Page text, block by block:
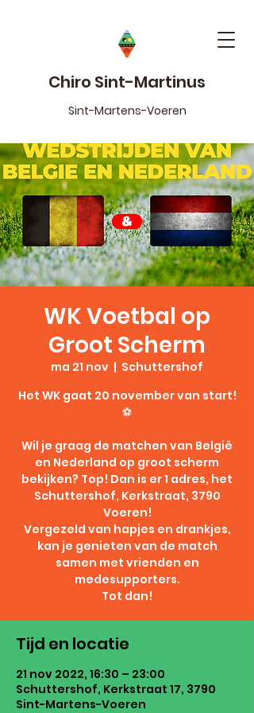
Chiro Sint-Martinus
Sint-Martens-Voeren
WK Voetbal op
Groot Scherm
ma 21 nov
  |
Schuttershof
Het WK gaat 20 november van start!
⚽️
Wil je graag de matchen van België
en Nederland op groot scherm
bekijken? Top! Dan is er 1 adres, het
Schuttershof, Kerkstraat, 3790
Voeren!
Vergezeld van hapjes en drankjes,
kan je genieten van de match
samen met vrienden en
medesupporters.
Tot dan!
Tijd en locatie
21 nov 2022, 16:30 – 23:00
Schuttershof, Kerkstraat 17, 3790
Sint-Martens-Voeren